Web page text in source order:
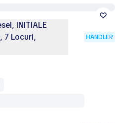
INITIALE
7 Locuri,
HÄNDLER